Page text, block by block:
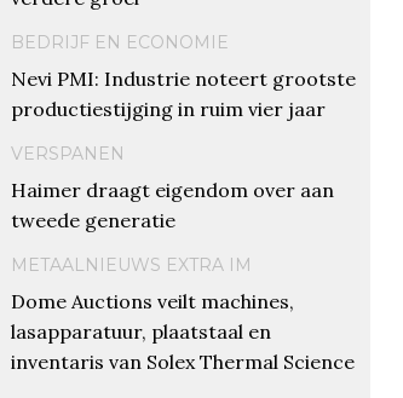
BEDRIJF EN ECONOMIE
Nevi PMI: Industrie noteert grootste
productiestijging in ruim vier jaar
VERSPANEN
Haimer draagt eigendom over aan
tweede generatie
METAALNIEUWS EXTRA IM
Dome Auctions veilt machines,
lasapparatuur, plaatstaal en
inventaris van Solex Thermal Science